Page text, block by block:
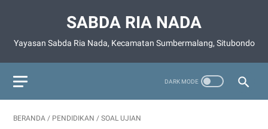
SABDA RIA NADA
Yayasan Sabda Ria Nada, Kecamatan Sumbermalang, Situbondo
BERANDA / PENDIDIKAN / SOAL UJIAN